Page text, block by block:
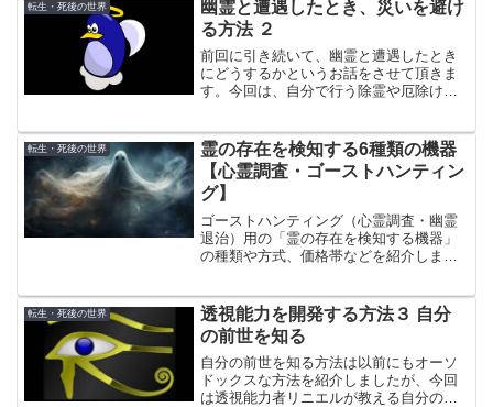
転生・死後の世界
幽霊と遭遇したとき、災いを避け
る方法 ２
前回に引き続いて、幽霊と遭遇したとき
にどうするかというお話をさせて頂きま
す。今回は、自分で行う除霊や厄除けの
的に行われているやり方です。
転生・死後の世界
霊の存在を検知する6種類の機器
【心霊調査・ゴーストハンティン
グ】
ゴーストハンティング（心霊調査・幽霊
退治）用の「霊の存在を検知する機器」
の種類や方式、価格帯などを紹介しま
ダーがよく使われていますが、最近は
SLSカメラが注目です。
転生・死後の世界
透視能力を開発する方法３ 自分
の前世を知る
自分の前世を知る方法は以前にもオーソ
ドックスな方法を紹介しましたが、今回
は透視能力者リニエルが教える自分の前